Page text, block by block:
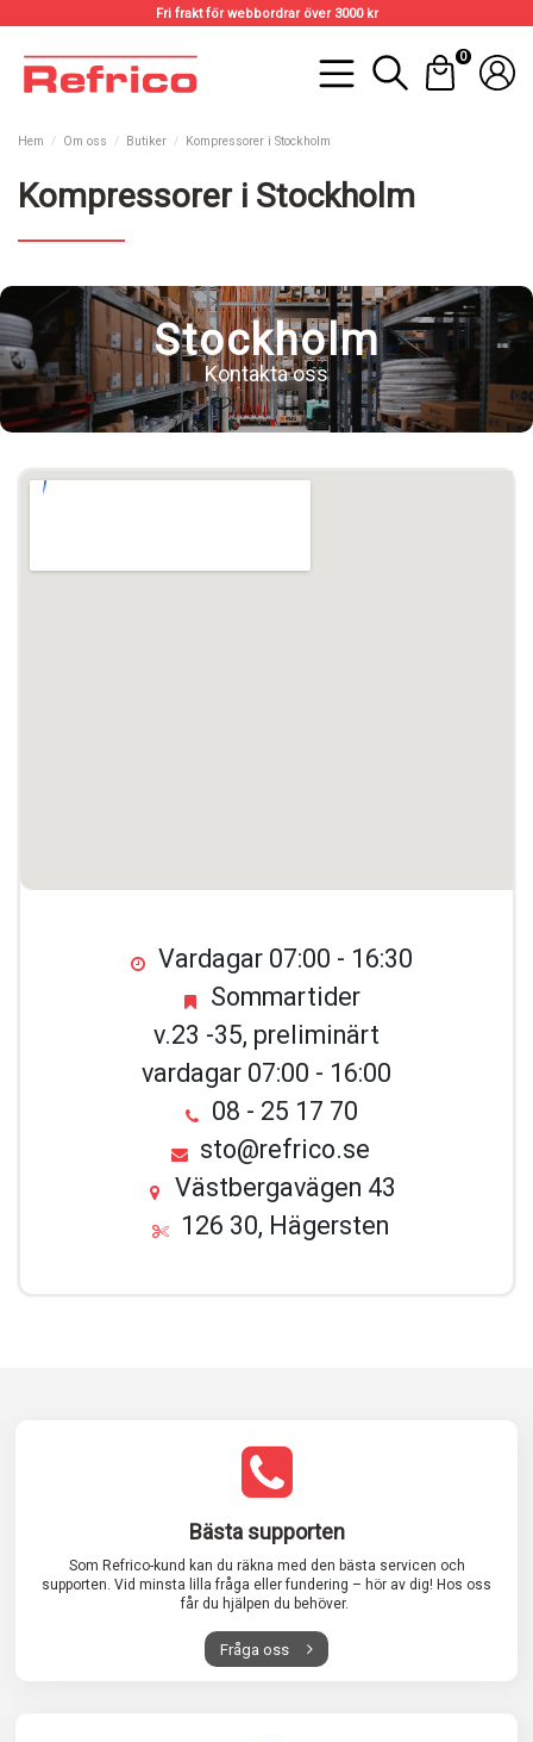
Fri frakt för webbordrar över 3000 kr
0
Hem Om oss Butiker Kompressorer i Stockholm
Kompressorer i Stockholm
Stockholm
Kontakta oss
Vardagar 07:00 - 16:30
Sommartider
v.23 -35, preliminärt
vardagar 07:00 - 16:00
08 - 25 17 70
sto@refrico.se
Västbergavägen 43
126 30, Hägersten
Bästa supporten
Som Refrico-kund kan du räkna med den bästa servicen och
supporten. Vid minsta lilla fråga eller fundering – hör av dig! Hos oss
får du hjälpen du behöver.
Fråga oss